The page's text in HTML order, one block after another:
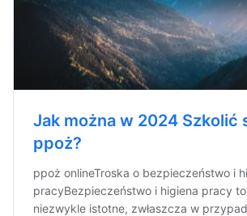
Jak można w 2024 Szkolić
ppoż?
ppoż onlineTroska o bezpieczeństwo i
pracyBezpieczeństwo i higiena pracy
niezwykle istotne, zwłaszcza w